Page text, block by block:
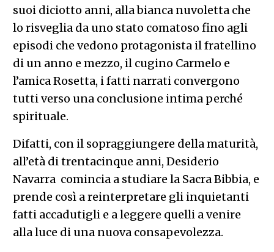
suoi diciotto anni, alla bianca nuvoletta che
lo risveglia da uno stato comatoso fino agli
episodi che vedono protagonista il fratellino
di un anno e mezzo, il cugino Carmelo e
l’amica Rosetta, i fatti narrati convergono
tutti verso una conclusione intima perché
spirituale.
Difatti, con il sopraggiungere della maturità,
all’età di trentacinque anni, Desiderio
Navarra comincia a studiare la Sacra Bibbia, e
prende così a reinterpretare gli inquietanti
fatti accadutigli e a leggere quelli a venire
alla luce di una nuova consapevolezza.